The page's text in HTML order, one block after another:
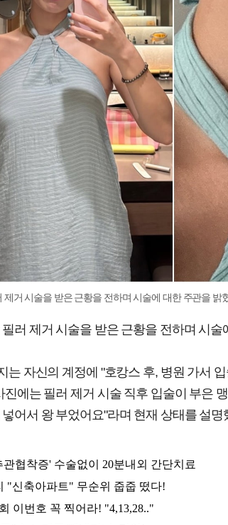
제거 시술을 받은 근황을 전하며 시술에 대한 주관을 밝
러 제거 시술을 받은 근황을 전하며 시술
는 자신의 계정에 "호캉스 후, 병원 가서
진에는 필러 제거 시술 직후 입술이 부은
어서 왕 부었어요"라며 현재 상태를 설명